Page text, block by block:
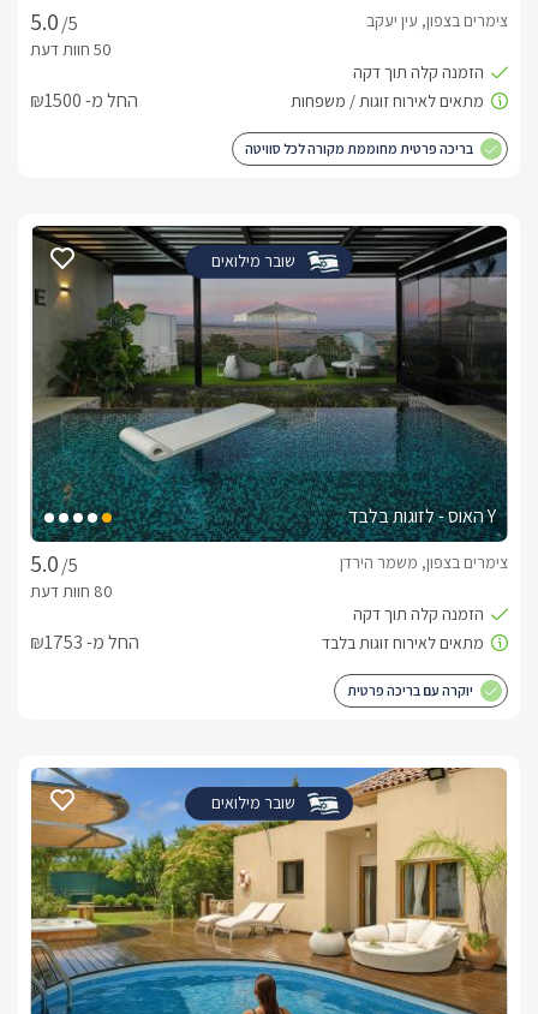
/5 צימרים בצפון, עין יעקב
החל מ- ₪1500
בריכה פרטית מחוממת מקורה לכל סוויטה
שובר מילואים
Y האוס - לזוגות בלבד
/5
צימרים בצפון, משמר הירדן
החל מ- ₪1753
יוקרה עם בריכה פרטית
שובר מילואים